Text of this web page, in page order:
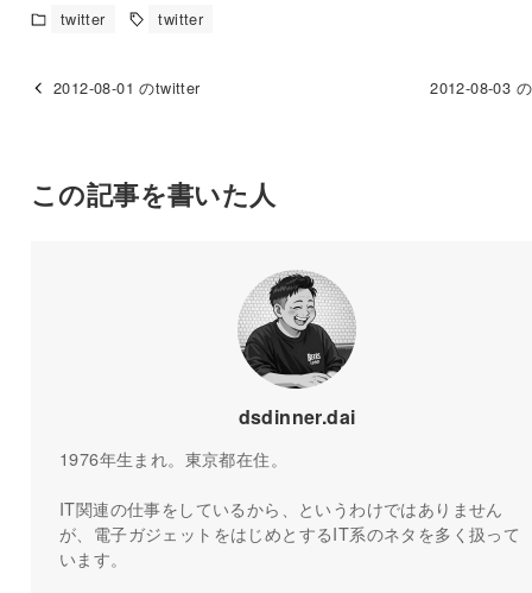
twitter twitter
2012-08-01 のtwitter 2012-08-03
この記事を書いた人
dsdinner.dai
1976年生まれ。東京都在住。
IT関連の仕事をしているから、というわけではありません
が、電子ガジェットをはじめとするIT系のネタを多く扱って
います。